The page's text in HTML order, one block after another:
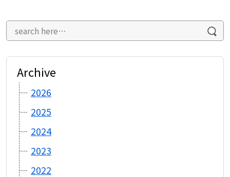
Archive
2026
2025
2024
2023
2022